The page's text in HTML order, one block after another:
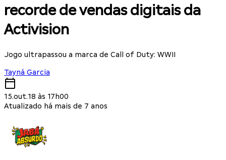
recorde de vendas digitais da
Activision
Jogo ultrapassou a marca de Call of Duty: WWII
Tayná Garcia
15.out.18 às 17h00
Atualizado há mais de 7 anos